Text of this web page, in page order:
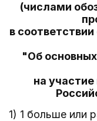
(числами
в
"Об
на
1) 1 больше или